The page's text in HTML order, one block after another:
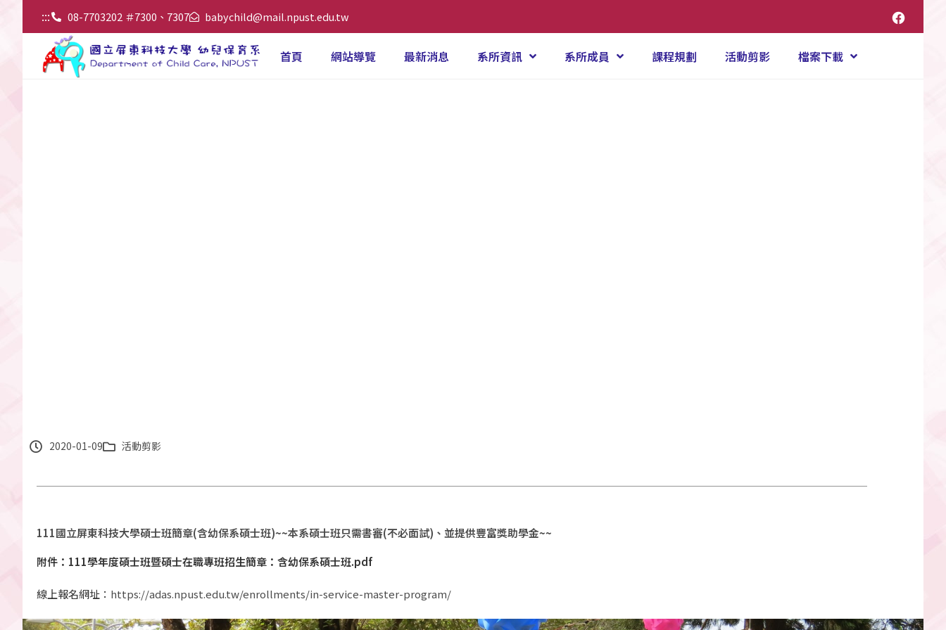
::: 08-7703202 ＃7300、7307 babychild@mail.npust.edu.tw
首頁 網站導覽 最新消息 系所資訊 系所成員 課程規劃 活動剪影 檔案下載
2020-01-09 活動剪影
111國立屏東科技大學碩士班簡章(含幼保系碩士班)~~本系碩士班只需書審(不必面試)、並提供豐富獎助學金~~
附件：111學年度碩士班暨碩士在職專班招生簡章：含幼保系碩士班.pdf
線上報名網址： https://adas.npust.edu.tw/enrollments/in-service-master-program/